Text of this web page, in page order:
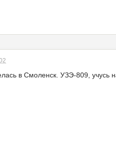
в Смоленск. УЗЭ-809,